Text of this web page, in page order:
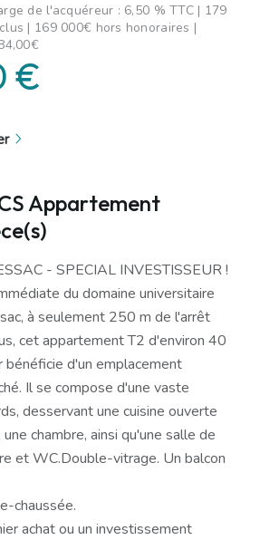
de l'acquéreur : 6,50 % TTC | 179
| 169 000€ hors honoraires |
€
Appartement
- SPECIAL INVESTISSEUR !
du domaine universitaire
à seulement 250 m de l'arrêt
cet appartement T2 d'environ 40
bénéficie d'un emplacement
Il se compose d'une vaste
desservant une cuisine ouverte
chambre, ainsi qu'une salle de
et WC.Double-vitrage. Un balcon
chaussée.
achat ou un investissement